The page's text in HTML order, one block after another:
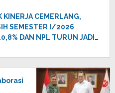
KINERJA CEMERLANG,
SEMESTER I/2026
DAN NPL TURUN JADI